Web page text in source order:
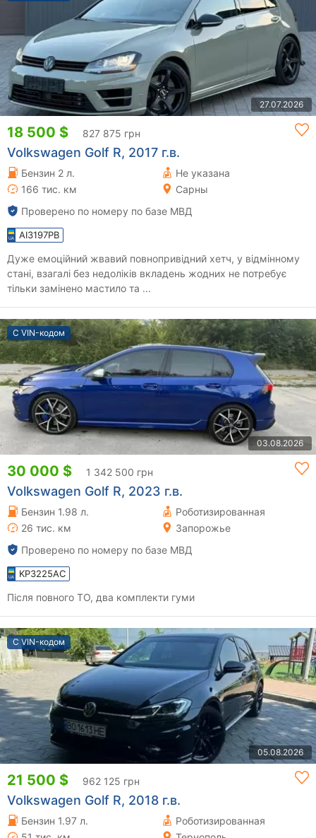
27.07.2026
18 500 $ 827 875 грн
Volkswagen Golf R, 2017 г.в.
Бензин 2 л.
Не указана
166 тис. км
Сарны
Проверено по номеру по базе МВД
AI3197PB
Дуже емоційний жвавий повнопривідний хетч, у відмінному
стані, взагалі без недоліків вкладень жодних не потребує
тільки замінено мастило та ...
С VIN-кодом
03.08.2026
30 000 $ 1 342 500 грн
Volkswagen Golf R, 2023 г.в.
Бензин 1.98 л.
Роботизированная
26 тис. км
Запорожье
Проверено по номеру по базе МВД
KP3225AC
Після повного ТО, два комплекти гуми
С VIN-кодом
05.08.2026
21 500 $ 962 125 грн
Volkswagen Golf R, 2018 г.в.
Бензин 1.97 л.
Роботизированная